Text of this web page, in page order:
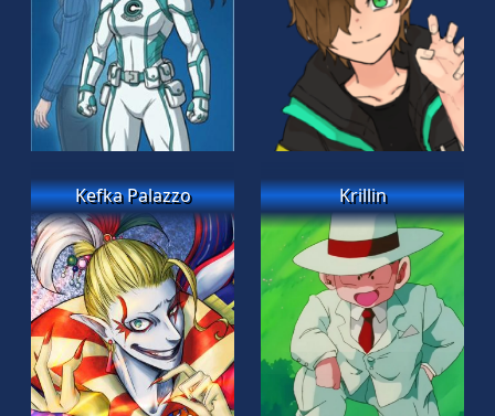
Kefka Palazzo Krillin